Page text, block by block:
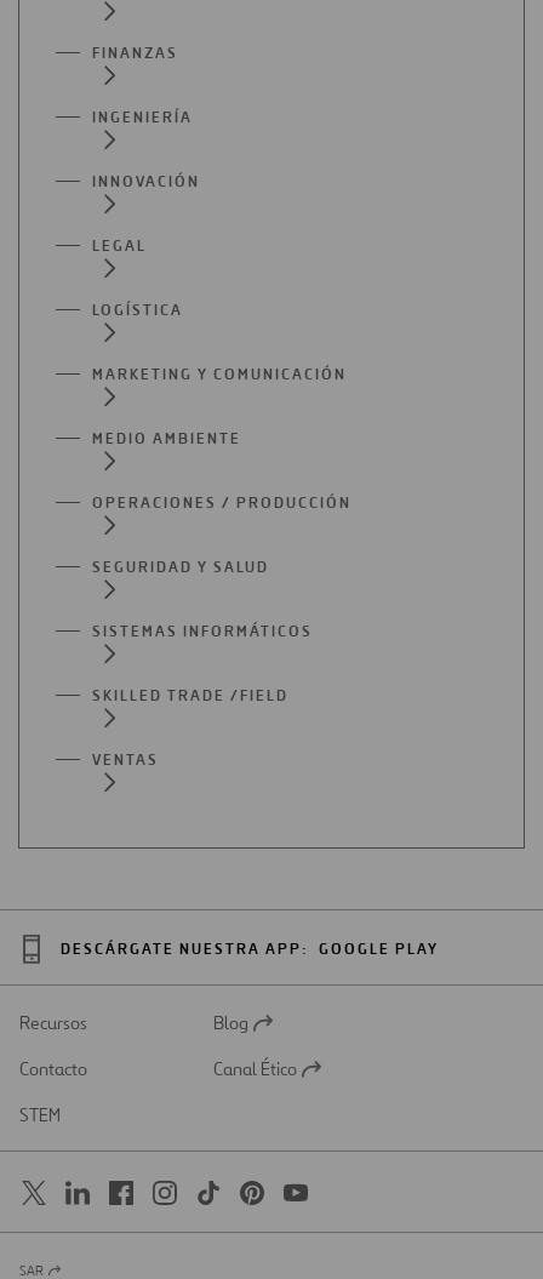
FINANZAS
INGENIERÍA
INNOVACIÓN
LEGAL
LOGÍSTICA
MARKETING Y COMUNICACIÓN
MEDIO AMBIENTE
OPERACIONES / PRODUCCIÓN
SEGURIDAD Y SALUD
SISTEMAS INFORMÁTICOS
SKILLED TRADE /FIELD
VENTAS
DESCÁRGATE NUESTRA APP: GOOGLE PLAY
Recursos
Abrir
una
Blog
Contacto
Abrir
Canal Ético
STEM
SAR